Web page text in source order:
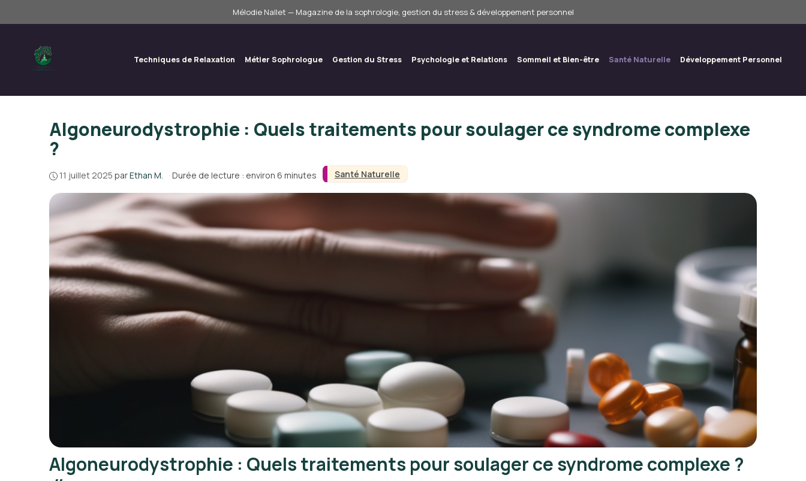
au
Mélodie Nallet — Magazine de la sophrologie, gestion du stress & développement personnel
Techniques de Relaxation Métier Sophrologue Gestion du Stress Psychologie et Relations Sommeil et Bien-être Santé Naturelle Développement Personnel
Santé Naturelle
Algoneurodystrophie : Quels traitements pour soulager ce syndrome complexe
?
11 juillet 2025 parEthan M. · Durée de lecture : environ 6 minutes
Algoneurodystrophie : Quels traitements pour soulager ce syndrome complexe ?